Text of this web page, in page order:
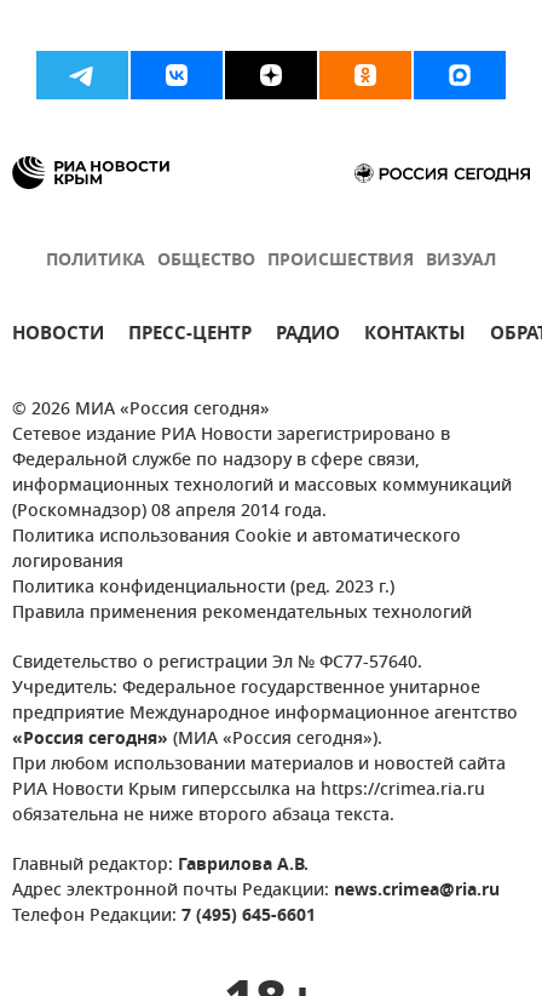
ПОЛИТИКА ОБЩЕСТВО ПРОИСШЕСТВИЯ ВИЗУАЛ
НОВОСТИ ПРЕСС-ЦЕНТР РАДИО КОНТАКТЫ
© 2026 МИА «Россия сегодня»
Сетевое издание РИА Новости зарегистрировано в
Федеральной службе по надзору в сфере связи,
информационных технологий и массовых коммуникаций
(Роскомнадзор) 08 апреля 2014 года.
Политика использования Cookie и автоматического
логирования
Политика конфиденциальности (ред. 2023 г.)
Правила применения рекомендательных технологий
Свидетельство о регистрации Эл № ФС77-57640.
Учредитель: Федеральное государственное унитарное
предприятие Международное информационное агентство
«Россия сегодня» (МИА «Россия сегодня»).
При любом использовании материалов и новостей сайта
РИА Новости Крым гиперссылка на https://crimea.ria.ru
обязательна не ниже второго абзаца текста.
Главный редактор: Гаврилова А.В.
Адрес электронной почты Редакции: news.crimea@ria.ru
Телефон Редакции: 7 (495) 645-6601